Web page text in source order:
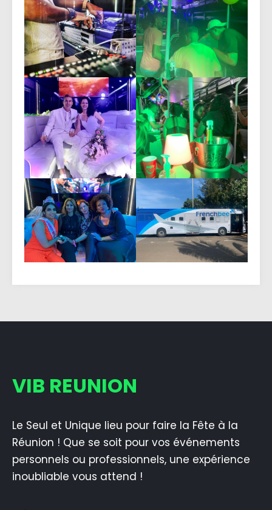
VIB REUNION
Le Seul et Unique lieu pour faire la Fête à la
Réunion ! Que se soit pour vos événements
personnels ou professionnels, une expérience
inoubliable vous attend !